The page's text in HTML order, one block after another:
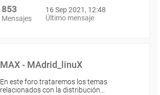
853
Mensajes
16 Sep 2021, 12:48
Último mensaje
MAX - MAdrid_linuX
En este foro trataremos los temas
relacionados con la distribución…